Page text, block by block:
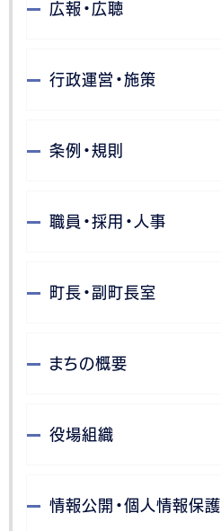
広報・広聴
行政運営・施策
条例・規則
職員・採用・人事
町長・副町長室
まちの概要
役場組織
情報公開・個人情報保護